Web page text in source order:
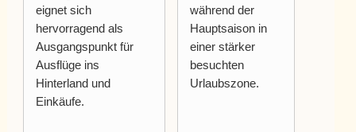
eignet sich
hervorragend als
Ausgangspunkt für
Ausflüge ins
Hinterland und
Einkäufe.
während der
Hauptsaison in
einer stärker
besuchten
Urlaubszone.